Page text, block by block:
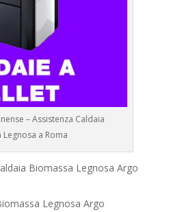
– Assistenza Caldaia
Legnosa a Roma
Biomassa Legnosa Argo
Legnosa Argo